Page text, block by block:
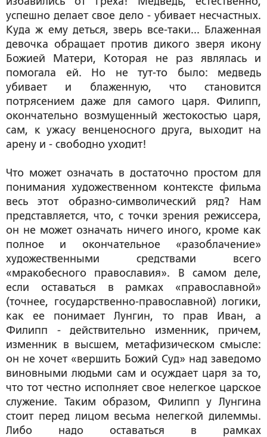
успешно делает свое дело - убивает несчастных.
Куда ж ему деться, зверь все-таки... Блаженная
девочка обращает против дикого зверя икону
Божией Матери, Которая не раз являлась и
помогала ей. Но не тут-то было: медведь
убивает и блаженную, что становится
потрясением даже для самого царя. Филипп,
окончательно возмущенный жестокостью царя,
сам, к ужасу венценосного друга, выходит на
арену и - свободно уходит!
Что может означать в достаточно простом для
понимания художественном контексте фильма
весь этот образно-символический ряд? Нам
представляется, что, с точки зрения режиссера,
он не может означать ничего иного, кроме как
полное и окончательное «разоблачение»
художественными средствами всего
«мракобесного православия». В самом деле,
если оставаться в рамках «православной»
(точнее, государственно-православной) логики,
как ее понимает Лунгин, то прав Иван, а
Филипп - действительно изменник, причем,
изменник в высшем, метафизическом смысле:
он не хочет «вершить Божий Суд» над заведомо
виновными людьми сам и осуждает царя за то,
что тот честно исполняет свое нелегкое царское
служение. Таким образом, Филипп у Лунгина
стоит перед лицом весьма нелегкой дилеммы.
Либо надо оставаться в рамках